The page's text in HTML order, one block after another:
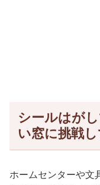
シールはが
い窓に挑戦
ホームセンターや文